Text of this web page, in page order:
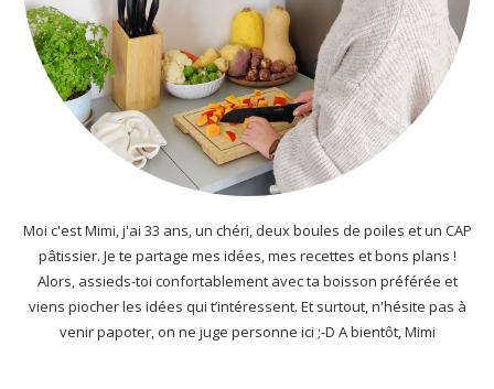
Moi c'est Mimi, j'ai 33 ans, un chéri, deux boules de poiles et un CAP
pâtissier. Je te partage mes idées, mes recettes et bons plans !
Alors, assieds-toi confortablement avec ta boisson préférée et
viens piocher les idées qui t’intéressent. Et surtout, n'hésite pas à
venir papoter, on ne juge personne ici ;-D A bientôt, Mimi